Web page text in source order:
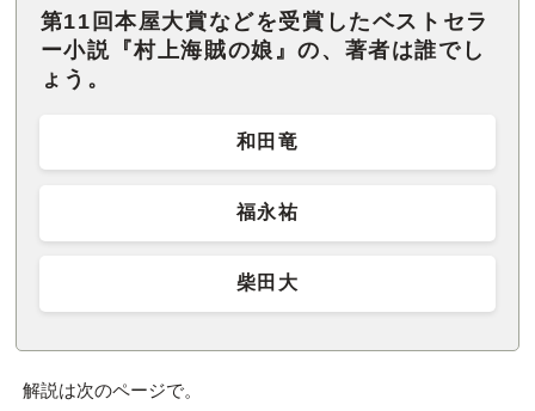
第11回本屋大賞などを受賞したベストセラ
ー小説『村上海賊の娘』の、著者は誰でし
ょう。
和田竜
福永祐
柴田大
解説は次のページで。